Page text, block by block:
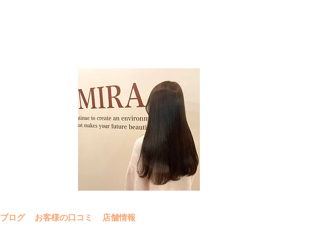
ブログ お客様の口コミ 店舗情報